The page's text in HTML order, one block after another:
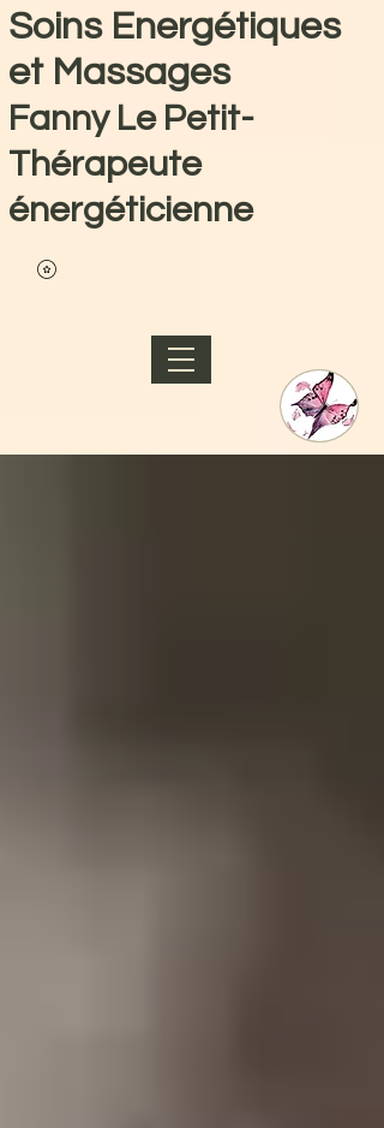
Soins Energétiques
et Massages
Fanny Le Petit-
Thérapeute
énergéticienne